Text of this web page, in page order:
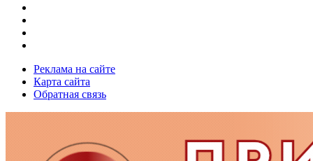
Реклама на сайте
Карта сайта
Обратная связь